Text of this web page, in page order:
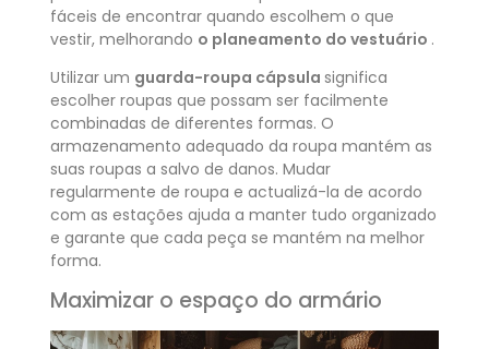
fáceis de encontrar quando escolhem o que
vestir, melhorando o planeamento do vestuário .
Utilizar um guarda-roupa cápsula significa
escolher roupas que possam ser facilmente
combinadas de diferentes formas. O
armazenamento adequado da roupa mantém as
suas roupas a salvo de danos. Mudar
regularmente de roupa e actualizá-la de acordo
com as estações ajuda a manter tudo organizado
e garante que cada peça se mantém na melhor
forma.
Maximizar o espaço do armário